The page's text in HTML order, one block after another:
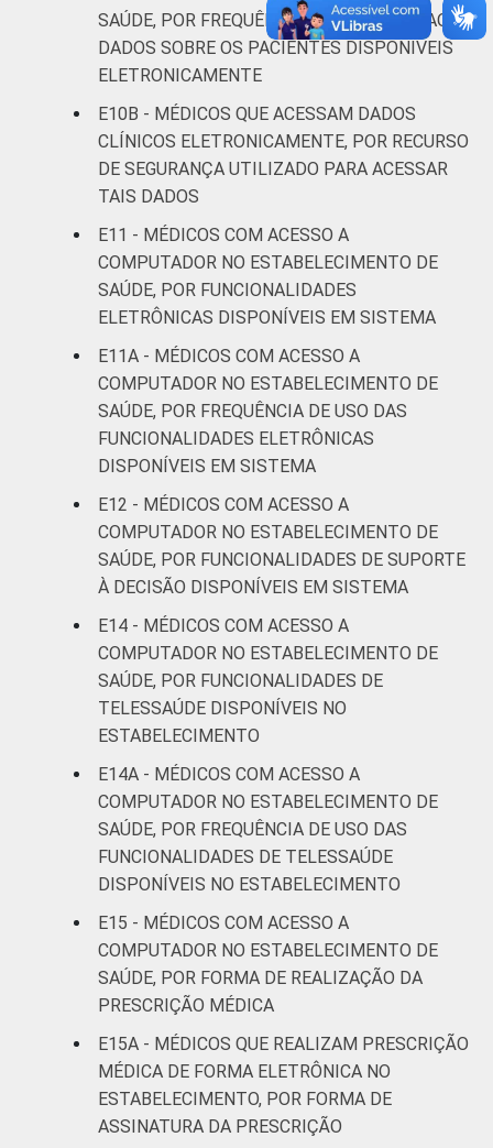
estabelecimentos de saúde brasileiros – TIC
Saúde 2019.
SAÚDE, POR FREQUÊNCIA DE CONSULTA AOS
DADOS SOBRE OS PACIENTES DISPONÍVEIS
ELETRONICAMENTE
E10B - MÉDICOS QUE ACESSAM DADOS
CLÍNICOS ELETRONICAMENTE, POR RECURSO
DE SEGURANÇA UTILIZADO PARA ACESSAR
TAIS DADOS
E11 - MÉDICOS COM ACESSO A
COMPUTADOR NO ESTABELECIMENTO DE
SAÚDE, POR FUNCIONALIDADES
ELETRÔNICAS DISPONÍVEIS EM SISTEMA
E11A - MÉDICOS COM ACESSO A
COMPUTADOR NO ESTABELECIMENTO DE
SAÚDE, POR FREQUÊNCIA DE USO DAS
FUNCIONALIDADES ELETRÔNICAS
DISPONÍVEIS EM SISTEMA
E12 - MÉDICOS COM ACESSO A
COMPUTADOR NO ESTABELECIMENTO DE
SAÚDE, POR FUNCIONALIDADES DE SUPORTE
À DECISÃO DISPONÍVEIS EM SISTEMA
E14 - MÉDICOS COM ACESSO A
COMPUTADOR NO ESTABELECIMENTO DE
SAÚDE, POR FUNCIONALIDADES DE
TELESSAÚDE DISPONÍVEIS NO
ESTABELECIMENTO
E14A - MÉDICOS COM ACESSO A
COMPUTADOR NO ESTABELECIMENTO DE
SAÚDE, POR FREQUÊNCIA DE USO DAS
FUNCIONALIDADES DE TELESSAÚDE
DISPONÍVEIS NO ESTABELECIMENTO
E15 - MÉDICOS COM ACESSO A
COMPUTADOR NO ESTABELECIMENTO DE
SAÚDE, POR FORMA DE REALIZAÇÃO DA
PRESCRIÇÃO MÉDICA
E15A - MÉDICOS QUE REALIZAM PRESCRIÇÃO
MÉDICA DE FORMA ELETRÔNICA NO
ESTABELECIMENTO, POR FORMA DE
ASSINATURA DA PRESCRIÇÃO